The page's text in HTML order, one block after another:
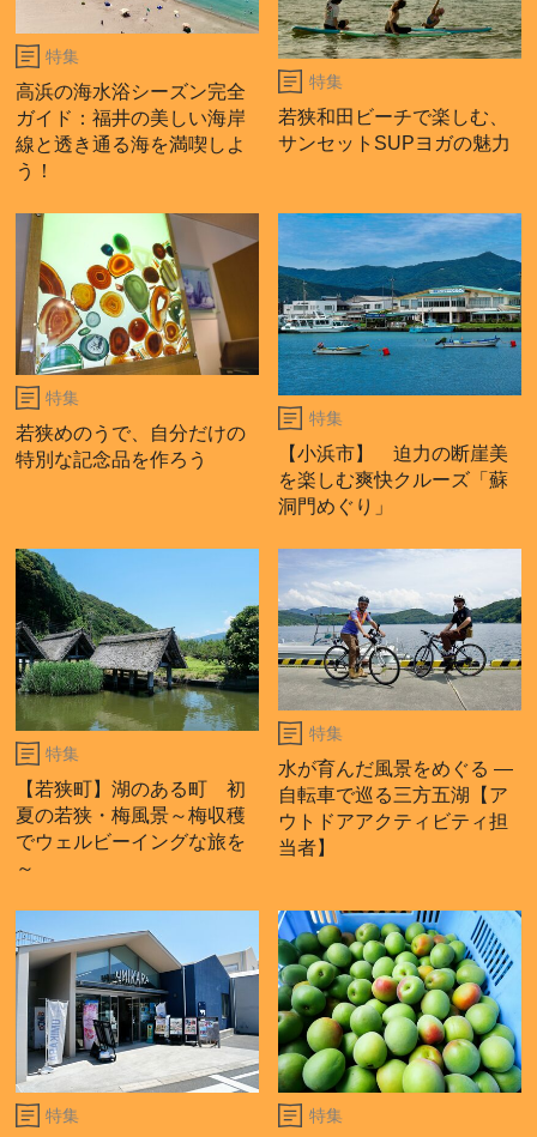
特集
高浜の海水浴シーズン完全
ガイド：福井の美しい海岸
線と透き通る海を満喫しよ
う！
特集
若狭和田ビーチで楽しむ、
サンセットSUPヨガの魅力
特集
若狭めのうで、自分だけの
特別な記念品を作ろう
特集
【小浜市】 迫力の断崖美
を楽しむ爽快クルーズ「蘇
洞門めぐり」
特集
【若狭町】湖のある町 初
夏の若狭・梅風景～梅収穫
でウェルビーイングな旅を
～
特集
水が育んだ風景をめぐる ―
自転車で巡る三方五湖【ア
ウトドアアクティビティ担
当者】
特集 特集